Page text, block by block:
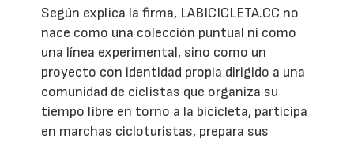
Según explica la firma, LABICICLETA.CC no
nace como una colección puntual ni como
una línea experimental, sino como un
proyecto con identidad propia dirigido a una
comunidad de ciclistas que organiza su
tiempo libre en torno a la bicicleta, participa
en marchas cicloturistas, prepara sus